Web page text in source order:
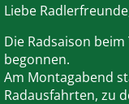
Liebe
Die Radsaison
begonnen.
Am Montagabend
Radausfahrten, zu